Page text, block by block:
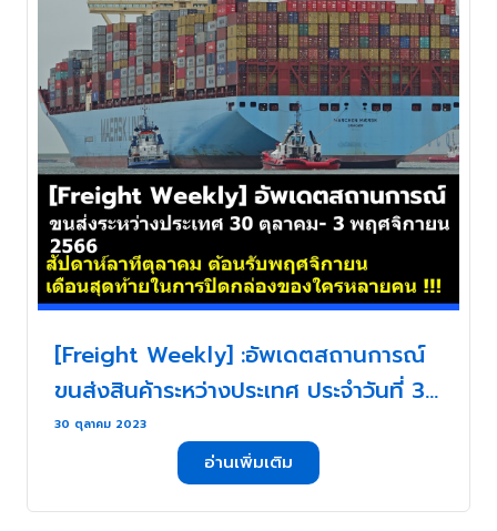
[Freight Weekly] :อัพเดตสถานการณ์
ขนส่งสินค้าระหว่างประเทศ ประจำวันที่ 30
ตุลาคม- 3 พฤศจิกายน กับ ZUPPORTS
!!! สัปดาห์ลาทีตุลาคม ต้อนรับพฤศจิกายน
30 ตุลาคม 2023
อ่านเพิ่มเติม